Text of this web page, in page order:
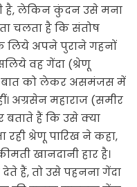
है, लेकिन कुंदन उसे मना
चलता है कि संतोष
लिये अपने पुराने गहनों
वह गेंदा (श्रेणू
बात को लेकर असमंजस में
अग्रसेन महाराज (समीर
बताते हैं कि उसे क्या
रही श्रेणू पारिख ने कहा,
खानदानी हार है।
हैं, तो उसे पहनना गेंदा